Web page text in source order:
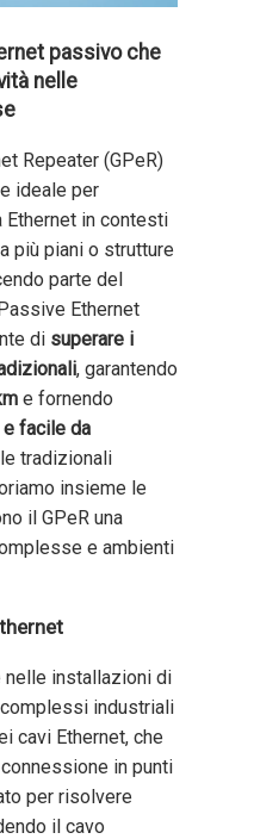
passivo che
nelle
Repeater (GPeR)
ideale per
in contesti
più piani o strutture
parte del
Ethernet
di superare i
, garantendo
e fornendo
facile da
tradizionali
insieme le
il GPeR una
e ambienti
nelle installazioni di
industriali
cavi Ethernet, che
in punti
per risolvere
il cavo